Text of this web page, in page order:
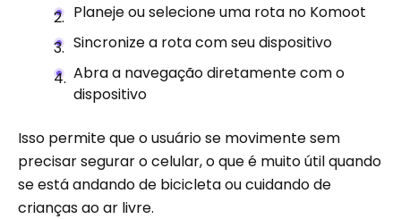
Planeje ou selecione uma rota no Komoot
Sincronize a rota com seu dispositivo
Abra a navegação diretamente com o
dispositivo
Isso permite que o usuário se movimente sem
precisar segurar o celular, o que é muito útil quando
se está andando de bicicleta ou cuidando de
crianças ao ar livre.